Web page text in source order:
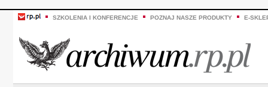
SZKOLENIA I KONFERENCJE POZNAJ NASZE PRODUKTY E-